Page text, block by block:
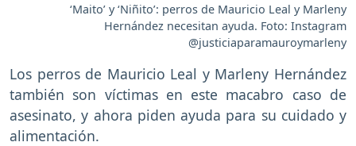
‘Maito’ y ‘Niñito’: perros de Mauricio Leal y Marleny
Hernández necesitan ayuda. Foto: Instagram
@justiciaparamauroymarleny
Los perros de Mauricio Leal y Marleny Hernández
también son víctimas en este macabro caso de
asesinato, y ahora piden ayuda para su cuidado y
alimentación.